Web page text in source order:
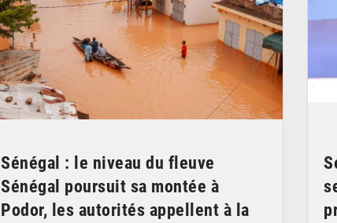
Sénégal : le niveau du fleuve
Sénégal poursuit sa montée à
Podor, les autorités appellent à la